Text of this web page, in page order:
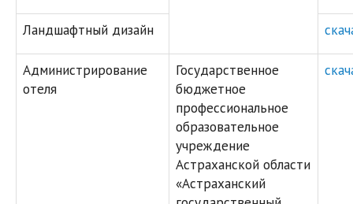
Ландшафтный дизайн
Администрирование
отеля
Государственное
бюджетное
профессиональное
образовательное
учреждение
Астраханской области
«Астраханский